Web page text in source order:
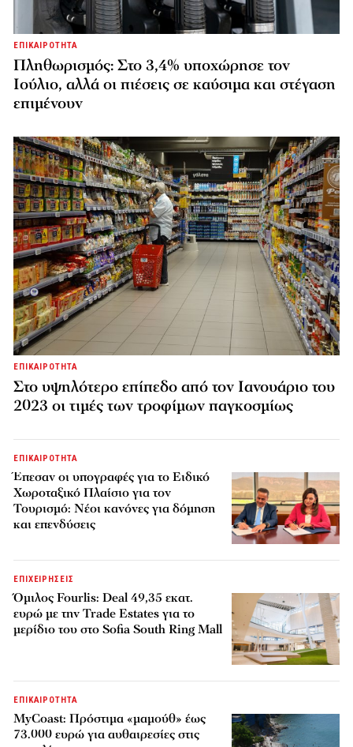
ΕΠΙΚΑΙΡΟΤΗΤΑ
Πληθωρισμός: Στο 3,4% υποχώρησε τον
Ιούλιο, αλλά οι πιέσεις σε καύσιμα και στέγαση
επιμένουν
ΕΠΙΚΑΙΡΟΤΗΤΑ
Στο υψηλότερο επίπεδο από τον Ιανουάριο του
2023 οι τιμές των τροφίμων παγκοσμίως
ΕΠΙΚΑΙΡΟΤΗΤΑ
Έπεσαν οι υπογραφές για το Ειδικό
Χωροταξικό Πλαίσιο για τον
Τουρισμό: Νέοι κανόνες για δόμηση
και επενδύσεις
ΕΠΙΧΕΙΡΗΣΕΙΣ
Όμιλος Fourlis: Deal 49,35 εκατ.
ευρώ με την Trade Estates για το
μερίδιο του στο Sofia South Ring Mall
ΕΠΙΚΑΙΡΟΤΗΤΑ
MyCoast: Πρόστιμα «μαμούθ» έως
73.000 ευρώ για αυθαιρεσίες στις